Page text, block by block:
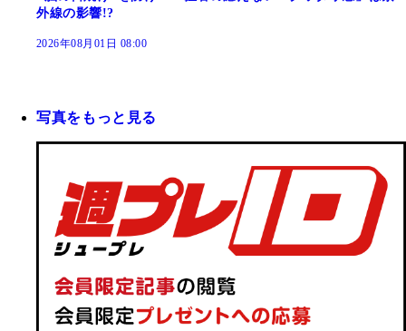
外線の影響!?
2026年08月01日 08:00
写真をもっと見る